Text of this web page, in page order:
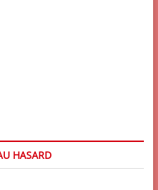
HASARD